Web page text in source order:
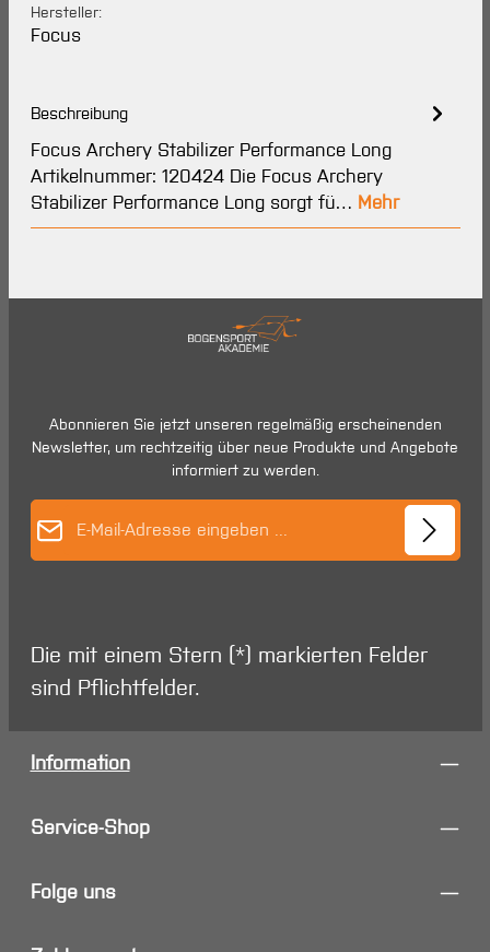
Hersteller:
Focus
Beschreibung
Focus Archery Stabilizer Performance Long
Artikelnummer: 120424 Die Focus Archery
Stabilizer Performance Long sorgt fü… Mehr
Abonnieren Sie jetzt unseren regelmäßig erscheinenden
Newsletter, um rechtzeitig über neue Produkte und Angebote
informiert zu werden.
Die mit einem Stern (*) markierten Felder
sind Pflichtfelder.
Information
Service-Shop
Folge uns